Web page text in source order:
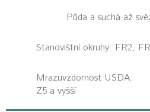
Půda a suchá až
Stanovištní okruhy: FR2,
Mrazuvzdornost USDA:
Z5 a vyšší